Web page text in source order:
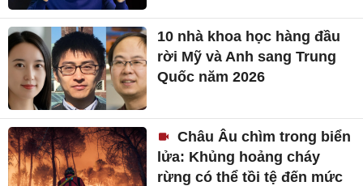
10 nhà khoa học hàng đầu
rời Mỹ và Anh sang Trung
Quốc năm 2026
Châu Âu chìm trong biển
lửa: Khủng hoảng cháy
rừng có thể tồi tệ đến mức